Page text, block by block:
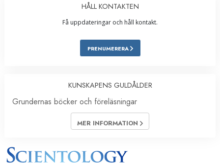
HÅLL KONTAKTEN
Få uppdateringar och håll kontakt.
PRENUMERERA
KUNSKAPENS GULDÅLDER
Grundernas böcker och föreläsningar
MER INFORMATION